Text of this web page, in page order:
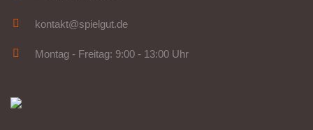
kontakt@spielgut.de
Montag - Freitag: 9:00 - 13:00 Uhr